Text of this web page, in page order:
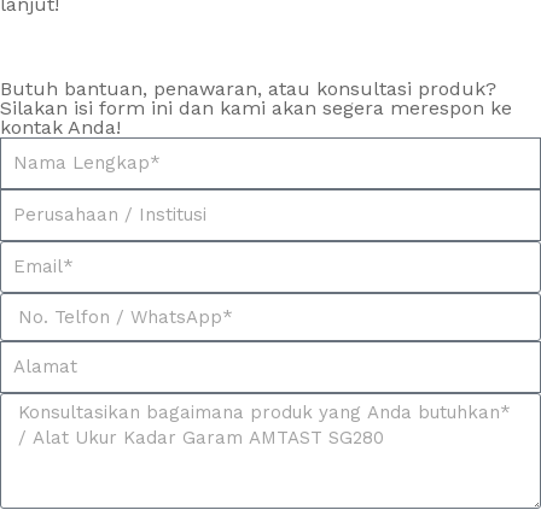
Butuh bantuan, penawaran, atau konsultasi produk?
Silakan isi form ini dan kami akan segera merespon ke
kontak Anda!